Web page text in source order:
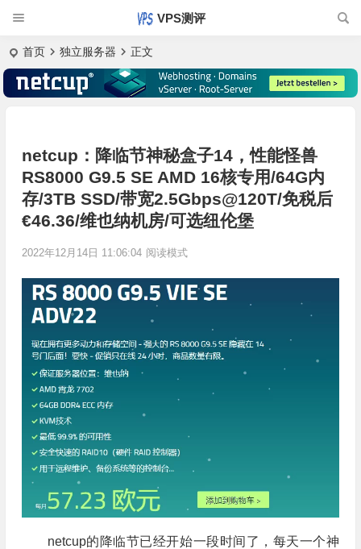
VPS测评
首页 独立服务器 正文
netcup：降临节神秘盒子14，性能怪兽
RS8000 G9.5 SE AMD 16核专用/64G内
存/3TB SSD/带宽2.5Gbps@120T/免税后
€46.36/维也纳机房/可选纽伦堡
2022年12月14日 11:06:04 阅读模式
netcup的降临节已经开始一段时间了，每天一个神